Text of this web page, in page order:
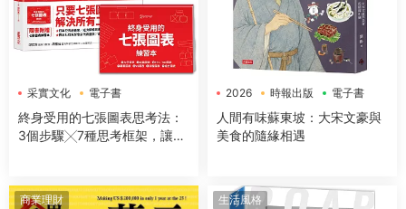
采實文化 電子書
終身受用的七張圖表思考法：
3個步驟╳7種思考框架，讓你
表練習本】
2026 時報出版 電子書
人間有味蘇東坡：大宋文豪與
美食的隨緣相遇
商業理財 生活風格